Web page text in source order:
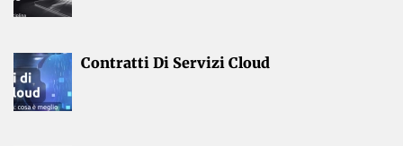
Contratti Di Servizi Cloud